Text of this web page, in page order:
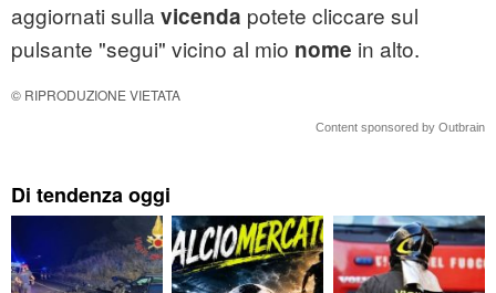
aggiornati sulla vicenda potete cliccare sul
pulsante "segui" vicino al mio nome in alto.
© RIPRODUZIONE VIETATA
Content sponsored by Outbrain
Di tendenza oggi